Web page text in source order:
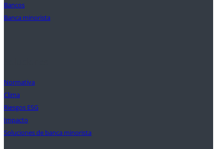
Bancos
Banca minorista
Normativa
Clima
Riesgos ESG
Impacto
Soluciones de banca minorista